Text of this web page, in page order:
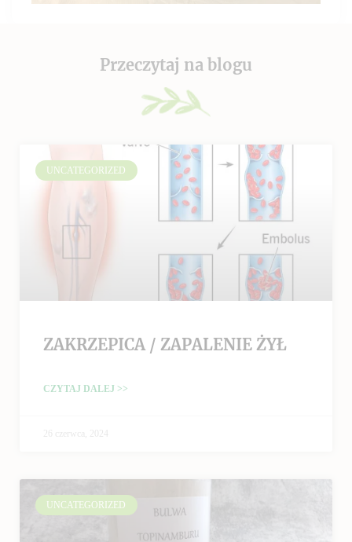
Przeczytaj na blogu
UNCATEGORIZED
ZAKRZEPICA / ZAPALENIE ŻYŁ
CZYTAJ DALEJ >>
26 czerwca, 2024
UNCATEGORIZED